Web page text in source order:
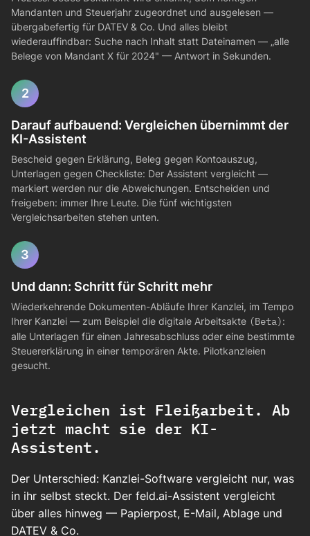
Mandanten und Steuerjahr zugeordnet und ausgelesen —
übergabefertig für DATEV & Co. Und alles bleibt
wiederauffindbar: Suche nach Inhalt statt Dateinamen — „alle
Belege von Mandant X für 2024" — Antwort in Sekunden.
2
Darauf aufbauend: Vergleichen übernimmt der
KI-Assistent
Bescheid gegen Erklärung, Beleg gegen Kontoauszug,
Unterlagen gegen Checkliste: Der Assistent vergleicht —
markiert werden nur die Abweichungen. Entscheiden und
freigeben: immer Ihre Leute. Die fünf wichtigsten
Vergleichsarbeiten stehen unten.
3
Und dann: Schritt für Schritt mehr
Wiederkehrende Dokumenten-Abläufe Ihrer Kanzlei, im Tempo
Ihrer Kanzlei — zum Beispiel die digitale Arbeitsakte (Beta):
alle Unterlagen für einen Jahresabschluss oder eine bestimmte
Steuererklärung in einer temporären Akte. Pilotkanzleien
gesucht.
Vergleichen ist Fleißarbeit. Ab
jetzt macht sie der KI-
Assistent.
Der Unterschied: Kanzlei-Software vergleicht nur, was
in ihr selbst steckt. Der feld.ai-Assistent vergleicht
über alles hinweg — Papierpost, E-Mail, Ablage und
DATEV & Co.